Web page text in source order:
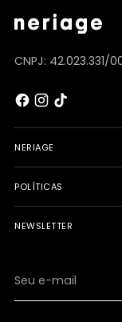
CNPJ: 42.023.331/
NERIAGE
POLÍTICAS
NEWSLETTER
e-
mail